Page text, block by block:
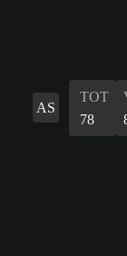
AS
TOT
78